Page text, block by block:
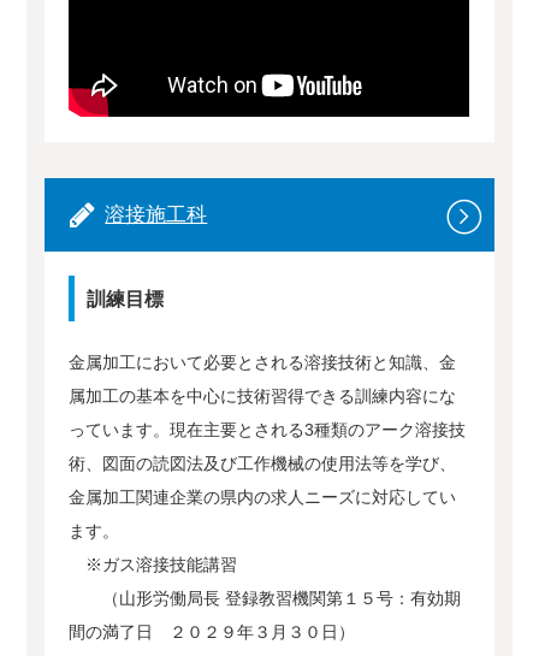
溶接施工科
訓練目標
金属加工において必要とされる溶接技術と知識、金
属加工の基本を中心に技術習得できる訓練内容にな
っています。現在主要とされる3種類のアーク溶接技
術、図面の読図法及び工作機械の使用法等を学び、
金属加工関連企業の県内の求人ニーズに対応してい
ます。
※ガス溶接技能講習
（山形労働局長 登録教習機関第１５号：有効期
間の満了日 ２０２９年３月３０日）